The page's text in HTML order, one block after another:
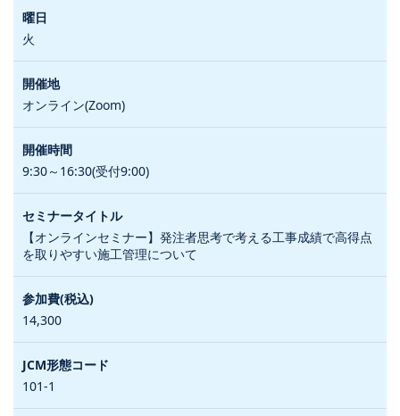
火
オンライン(Zoom)
9:30～16:30(受付9:00)
【オンラインセミナー】発注者思考で考える工事成績で高得点
を取りやすい施工管理について
14,300
101-1